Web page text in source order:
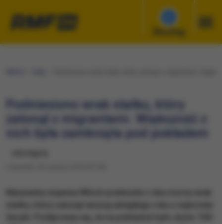
Słuchaj
Podniesiono wrak statku, który
zatonął z migrantami. Większość z
nich była zamknięta pod pokładem